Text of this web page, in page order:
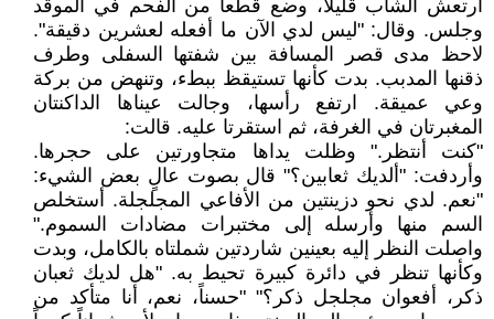
ارتعش الشاب قليلاً، وضع قطعاً من الفحم في الموقد
وجلس. وقال: "ليس لدي الآن ما أفعله لعشرين دقيقة".
لاحظ مدى قصر المسافة بين شفتها السفلى وطرف
ذقنها المدبب. بدت كأنها تستيقظ ببطء، وتنهض من بركة
وعي عميقة. ارتفع رأسها، وجالت عيناها الداكنتان
المغبرتان في الغرفة، ثم استقرتا عليه. قالت:
"كنت أنتظر." وظلت يداها متجاورتين على حجرها.
وأردفت: "ألديك ثعابين؟" قال بصوت عالٍ بعض الشيء:
"نعم. لدي نحو دزينتين من الأفاعي المجلجلة. أستخلص
السم منها وأرسله إلى مختبرات مضادات السموم."
واصلت النظر إليه بعينين شاردتين شملتاه بالكامل، وبدت
وكأنها تنظر في دائرة كبيرة تحيط به. "هل لديك ثعبان
ذكر، أفعوان مجلجل ذكر؟" "حسناً، نعم، أنا متأكد من